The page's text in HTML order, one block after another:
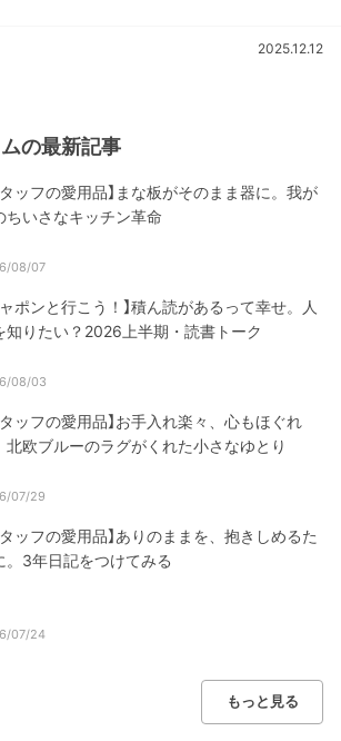
2025.12.12
の最新記事
タッフの愛用品】まな板がそのまま器に。我が
ちいさなキッチン革命
08/07
ャポンと行こう！】積ん読があるって幸せ。人
知りたい？2026上半期・読書トーク
08/03
タッフの愛用品】お手入れ楽々、心もほぐれ
北欧ブルーのラグがくれた小さなゆとり
07/29
タッフの愛用品】ありのままを、抱きしめるた
。3年日記をつけてみる
07/24
もっと見る